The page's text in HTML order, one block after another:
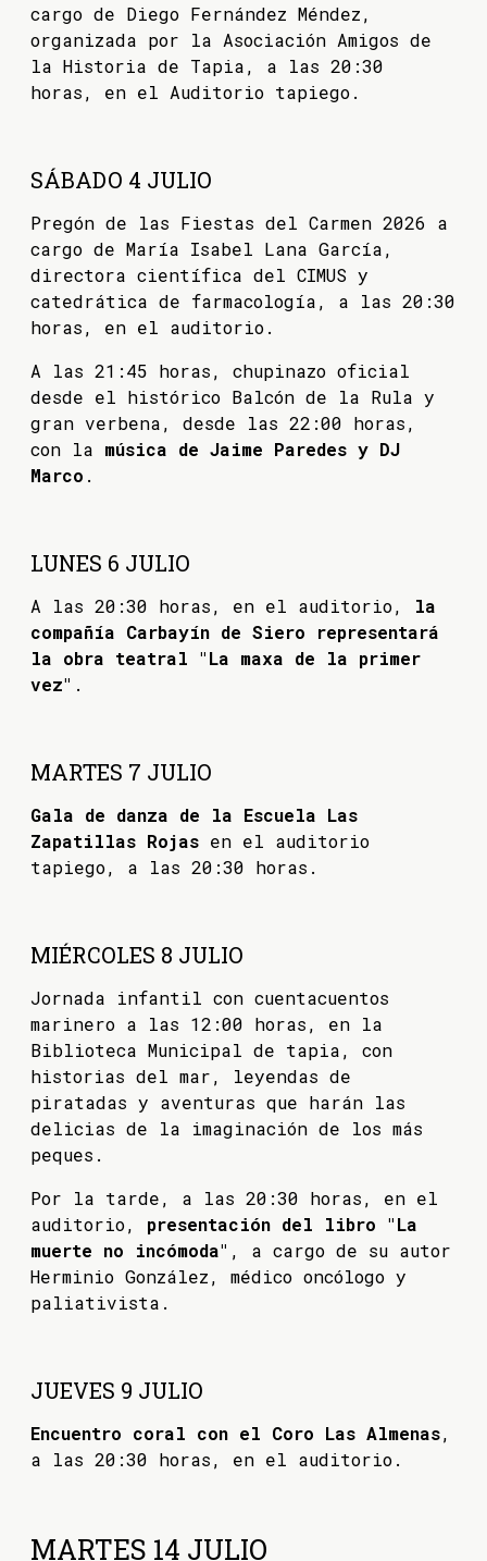
cargo de Diego Fernández Méndez,
organizada por la Asociación Amigos de
la Historia de Tapia, a las 20:30
horas, en el Auditorio tapiego.
SÁBADO 4 JULIO
Pregón de las Fiestas del Carmen 2026 a
cargo de María Isabel Lana García,
directora científica del CIMUS y
catedrática de farmacología, a las 20:30
horas, en el auditorio.
A las 21:45 horas, chupinazo oficial
desde el histórico Balcón de la Rula y
gran verbena, desde las 22:00 horas,
con la música de Jaime Paredes y DJ
Marco .
LUNES 6 JULIO
A las 20:30 horas, en el auditorio, la
compañía Carbayín de Siero representará
la obra teatral "La maxa de la primer
vez" .
MARTES 7 JULIO
Gala de danza de la Escuela Las
Zapatillas Rojas en el auditorio
tapiego, a las 20:30 horas.
MIÉRCOLES 8 JULIO
Jornada infantil con cuentacuentos
marinero a las 12:00 horas, en la
Biblioteca Municipal de tapia, con
historias del mar, leyendas de
piratadas y aventuras que harán las
delicias de la imaginación de los más
peques.
Por la tarde, a las 20:30 horas, en el
auditorio, presentación del libro "La
muerte no incómoda" , a cargo de su autor
Herminio González, médico oncólogo y
paliativista.
JUEVES 9 JULIO
Encuentro coral con el Coro Las Almenas,
a las 20:30 horas, en el auditorio.
MARTES 14 JULIO